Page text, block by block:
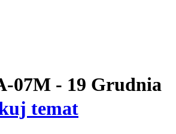
07M - 19 Grudnia